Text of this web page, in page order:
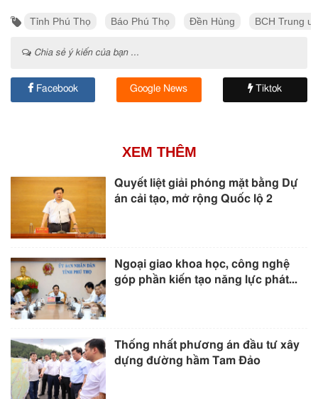
Tỉnh Phú Thọ Báo Phú Thọ Đền Hùng BCH Trung
Chia sẻ ý kiến của bạn ...
Facebook Google News Tiktok
XEM THÊM
Quyết liệt giải phóng mặt bằng Dự
án cải tạo, mở rộng Quốc lộ 2
Ngoại giao khoa học, công nghệ
góp phần kiến tạo năng lực phát...
Thống nhất phương án đầu tư xây
dựng đường hầm Tam Đảo